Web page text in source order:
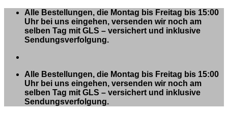
Zum
springen
Alle Bestellungen, die Montag bis Freitag bis 15:00
Uhr bei uns eingehen, versenden wir noch am
selben Tag mit GLS – versichert und inklusive
Sendungsverfolgung.
Alle Bestellungen, die Montag bis Freitag bis 15:00
Uhr bei uns eingehen, versenden wir noch am
selben Tag mit GLS – versichert und inklusive
Sendungsverfolgung.